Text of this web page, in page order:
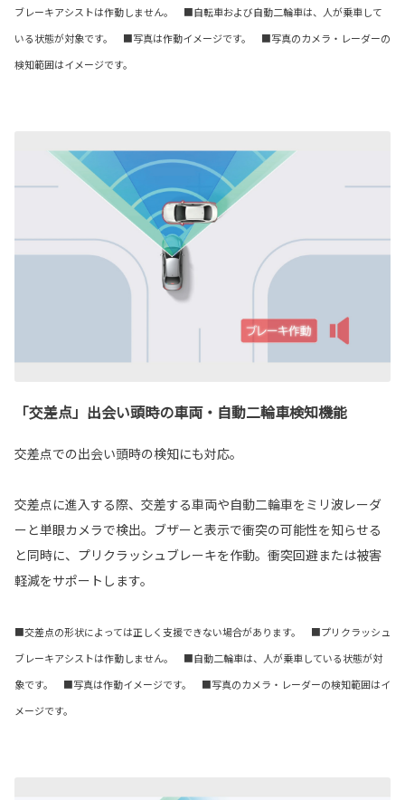
ブレーキアシストは作動しません。 ■自転車および自動二輪車は、人が乗車して
いる状態が対象です。 ■写真は作動イメージです。 ■写真のカメラ・レーダーの
検知範囲はイメージです。
「交差点」出会い頭時の車両・自動二輪車検知機能
交差点での出会い頭時の検知にも対応。
交差点に進入する際、交差する車両や自動二輪車をミリ波レーダ
ーと単眼カメラで検出。ブザーと表示で衝突の可能性を知らせる
と同時に、プリクラッシュブレーキを作動。衝突回避または被害
軽減をサポートします。
■交差点の形状によっては正しく支援できない場合があります。 ■プリクラッシュ
ブレーキアシストは作動しません。 ■自動二輪車は、人が乗車している状態が対
象です。 ■写真は作動イメージです。 ■写真のカメラ・レーダーの検知範囲はイ
メージです。